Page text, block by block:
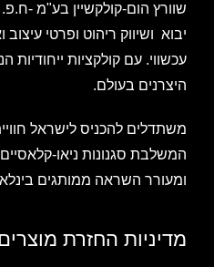
שוורץ הום-קולקשיין בע"מ -ח.פ. 510426018
יבוא ושיווק ריהוט ופרטי עיצוב
עכשווי. עם קולקציות
היצרנים בעולם.
משתדלים להכניס לישראל
המשלבת סגנונות ניאו-
ומעורר השראה ממותגים
מדיניות החזרת